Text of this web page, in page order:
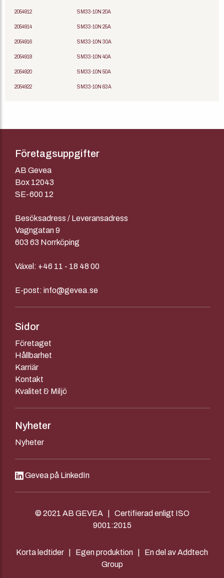
2054912 SM33-10N 20A
2054914 SM33-10N 25A
2054916 SM33-10N 30A
2054918 SM33-10N 40A
2054920 SM33-10N 50A
2054922 SM33-10N 63A
Företagsuppgifter
AB Gevea
Box 12043
SE-600 12
Besöksadress / Leveransadress
Vagngatan 9
603 63 Norrköping
Växel: +46 11 - 18 48 00
E-post: info@gevea.se
Sidor
Företaget
Hållbarhet
Karriär
Kontakt
Kvalitet & Miljö
Nyheter
Nyheter
Gevea på LinkedIn
© 2021 AB GEVEA | Certifierad enligt ISO
9001:2015
Korta ledtider | Egen produktion | En del av Addtech
Group